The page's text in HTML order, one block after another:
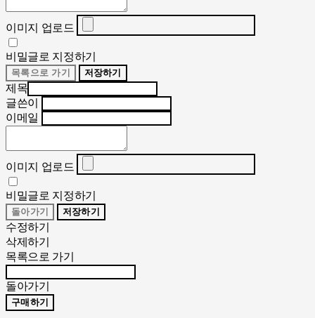
이미지 업로드
비밀글로 지정하기
목록으로 가기 저장하기
제목
글쓴이
이메일
이미지 업로드
비밀글로 지정하기
돌아가기 저장하기
수정하기
삭제하기
목록으로 가기
돌아가기
구매하기